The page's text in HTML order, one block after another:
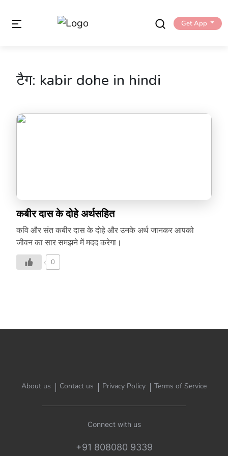
Get App
टैग: kabir dohe in hindi
कबीर दास के दोहे अर्थसहित
कवि और संत कबीर दास के दोहे और उनके अर्थ जानकर आपको
जीवन का सार समझने में मदद करेगा।
0
About us Contact us Privacy Policy Terms of Service
Connect with us
+91 808080 9339